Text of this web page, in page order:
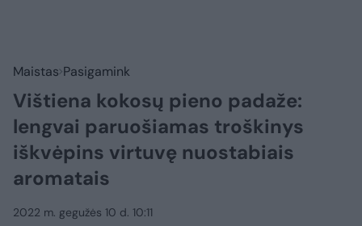
Maistas Pasigamink
Vištiena kokosų pieno padaže:
lengvai paruošiamas troškinys
iškvėpins virtuvę nuostabiais
aromatais
2022 m. gegužės 10 d. 10:11